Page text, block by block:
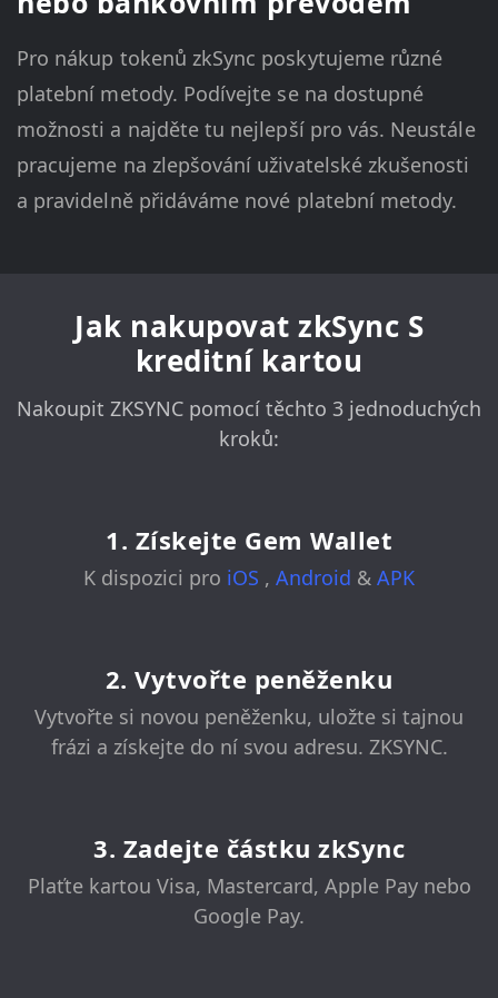
Pro nákup tokenů zkSync poskytujeme různé
platební metody. Podívejte se na dostupné
možnosti a najděte tu nejlepší pro vás. Neustále
pracujeme na zlepšování uživatelské zkušenosti
a pravidelně přidáváme nové platební metody.
Jak nakupovat zkSync S
kreditní kartou
Nakoupit ZKSYNC pomocí těchto 3 jednoduchých
kroků:
1. Získejte Gem Wallet
K dispozici pro iOS , Android & APK
2. Vytvořte peněženku
Vytvořte si novou peněženku, uložte si tajnou
frázi a získejte do ní svou adresu. ZKSYNC.
3. Zadejte částku zkSync
Plaťte kartou Visa, Mastercard, Apple Pay nebo
Google Pay.